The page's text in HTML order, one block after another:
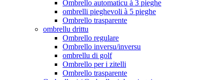
Ombrello automaticu à 3 pieghe
ombrelli pieghevoli à 5 pieghe
Ombrello trasparente
ombrellu drittu
Ombrello regulare
Ombrello inversu/inversu
ombrellu di golf
Ombrello per i zitelli
Ombrello trasparente